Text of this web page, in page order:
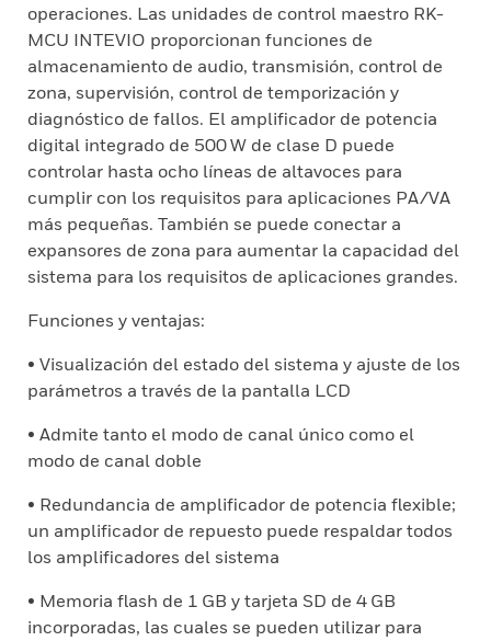
operaciones. Las unidades de control maestro RK-
MCU INTEVIO proporcionan funciones de
almacenamiento de audio, transmisión, control de
zona, supervisión, control de temporización y
diagnóstico de fallos. El amplificador de potencia
digital integrado de 500 W de clase D puede
controlar hasta ocho líneas de altavoces para
cumplir con los requisitos para aplicaciones PA/VA
más pequeñas. También se puede conectar a
expansores de zona para aumentar la capacidad del
sistema para los requisitos de aplicaciones grandes.
Funciones y ventajas:
• Visualización del estado del sistema y ajuste de los
parámetros a través de la pantalla LCD
• Admite tanto el modo de canal único como el
modo de canal doble
• Redundancia de amplificador de potencia flexible;
un amplificador de repuesto puede respaldar todos
los amplificadores del sistema
• Memoria flash de 1 GB y tarjeta SD de 4 GB
incorporadas, las cuales se pueden utilizar para